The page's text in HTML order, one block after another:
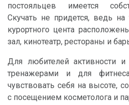
постояльцев имеется
Скучать не придется, ведь на
курортного цента
зал, кинотеатр, рестораны и
Для любителей активности
тренажерами и для
чувствовать себя на высоте,
с посещением косметолога и